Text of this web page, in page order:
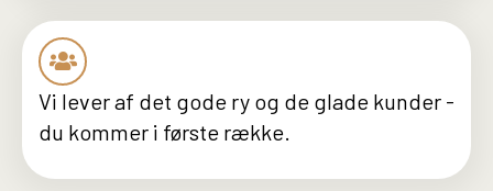
Vi lever af det gode ry og de glade kunder -
du kommer i første række.